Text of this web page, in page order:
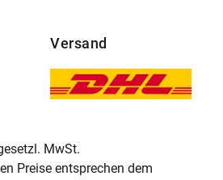
Versand
MwSt.
Preise entsprechen dem